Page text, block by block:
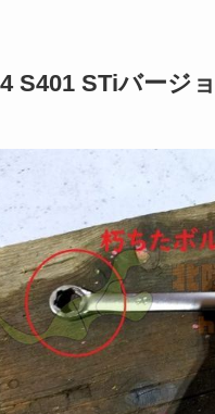
S401 STiバージ